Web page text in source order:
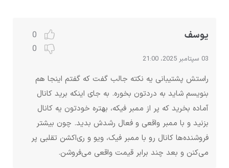
0
0
یوسف
03 سپتامبر 2025، 21:00
راستش پشتیبانی یه نکته جالب گفت که گفتم اینجا هم
بنویسم شاید به دردتون بخوره. به جای اینکه برید کانال
آماده بخرید که پر از ممبر فیکه، بهتره خودتون یه کانال
بزنید و با ممبر واقعی و فعال رشدش بدید. چون بیشتر
فروشنده‌ها کانال رو با ممبر فیک، ویو و ری‌اکشن تقلبی پر
می‌کنن و بعد چند برابر قیمت واقعی می‌فروشن.